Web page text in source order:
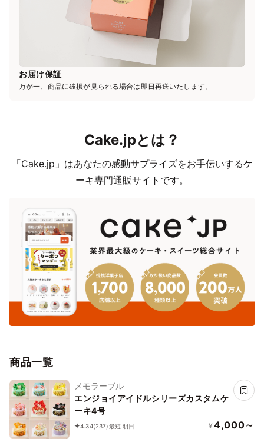
お届け保証
万が一、商品に破損が見られる場合は即日再送いたします。
Cake.jpとは？
「Cake.jp」はあなたの感動サプライズをお手伝いするケ
ーキ専門通販サイトです。
商品一覧
メモラーブル
エンジョイアイドルシリーズカスタムケ
ーキ4号
4.34(237)最短 明日 ¥ 4,000～